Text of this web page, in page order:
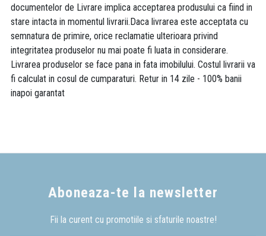
documentelor de Livrare implica acceptarea produsului ca fiind in
stare intacta in momentul livrarii.Daca livrarea este acceptata cu
semnatura de primire, orice reclamatie ulterioara privind
integritatea produselor nu mai poate fi luata in considerare.
Livrarea produselor se face pana in fata imobilului. Costul livrarii va
fi calculat in cosul de cumparaturi. Retur in 14 zile - 100% banii
inapoi garantat
Aboneaza-te la newsletter
Fii la curent cu promotiile si sfaturile noastre!